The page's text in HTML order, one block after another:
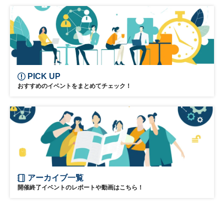
教育 グローバル
子育て
PICK UP
おすすめのイベントをまとめてチェック！
アーカイブ一覧
開催終了イベントのレポートや動画はこちら！